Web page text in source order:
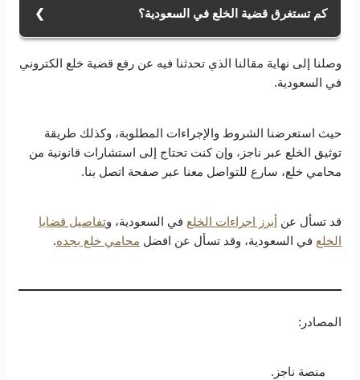
المستندات المطلوبة، مثل عقد الزواج وصورة الهوية. يتم
تحديد العوض المالي وتوضيح أسباب الخلع قبل تقديم
الطلب.
كم تستغرق قضية الخلع في السعودية؟
طبيعة الحالة، ففي حالات الخلع الاتفاقي، يتفق الزوجان
على إنهاء العلاقة، وقد يتم إتمام الإجراءات في أيام قليلة بعد
وذلك بناءً على تعقيد القضية والدفوع المقدمة من الطرفين.
وصلنا إلى نهاية مقالنا الذي تحدثنا فيه عن رفع قضية خلع الكتروني
في السعودية.
حيث استعرضنا الشروط والإجراءات المطلوبة، وكذلك طريقة
توثيق الخلع عبر ناجز، وإن كنت تحتاج إلى استشارات قانونية من
محامي خلع، سارع للتواصل معنا عبر صفحة اتصل بنا.
قد تسأل عن أبرز اجراءات الخلع في السعودية، وتفاصيل قضايا
الخلع في السعودية، وقد تسأل عن افضل محامي خلع بجده.
المصادر:
منصة ناجز.